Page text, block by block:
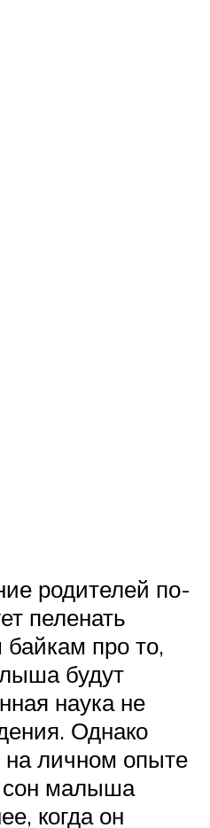
родителей по-
пеленать
про то,
будут
наука не
Однако
на личном опыте
сон малыша
когда он